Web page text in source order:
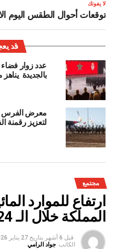
لا يفوتك
توقعات أحوال الطقس اليوم الاثنين7
قد
عدد زوار فضاء
بالجديدة يناهز مليونين
معرض الفرس
لتعزيز رقمنة
مجتمع
ارتفاع للموارد
المملكة خلال الـ 24 ساعة الماضية
قبل 6 أشهر بتاريخ 27 يناير 2026
الكاتب: جواد الرامي